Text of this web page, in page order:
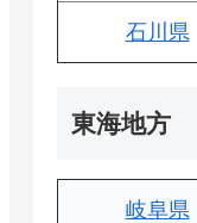
石川県
東海地方
岐阜県